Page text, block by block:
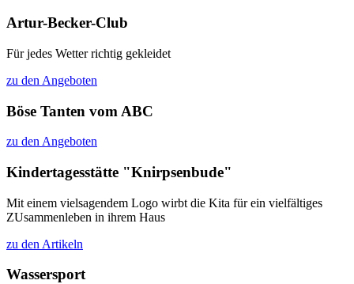
Artur-Becker-Club
Für jedes Wetter richtig gekleidet
zu den Angeboten
Böse Tanten vom ABC
zu den Angeboten
Kindertagesstätte "Knirpsenbude"
Mit einem vielsagendem Logo wirbt die Kita für ein vielfältiges
ZUsammenleben in ihrem Haus
zu den Artikeln
Wassersport